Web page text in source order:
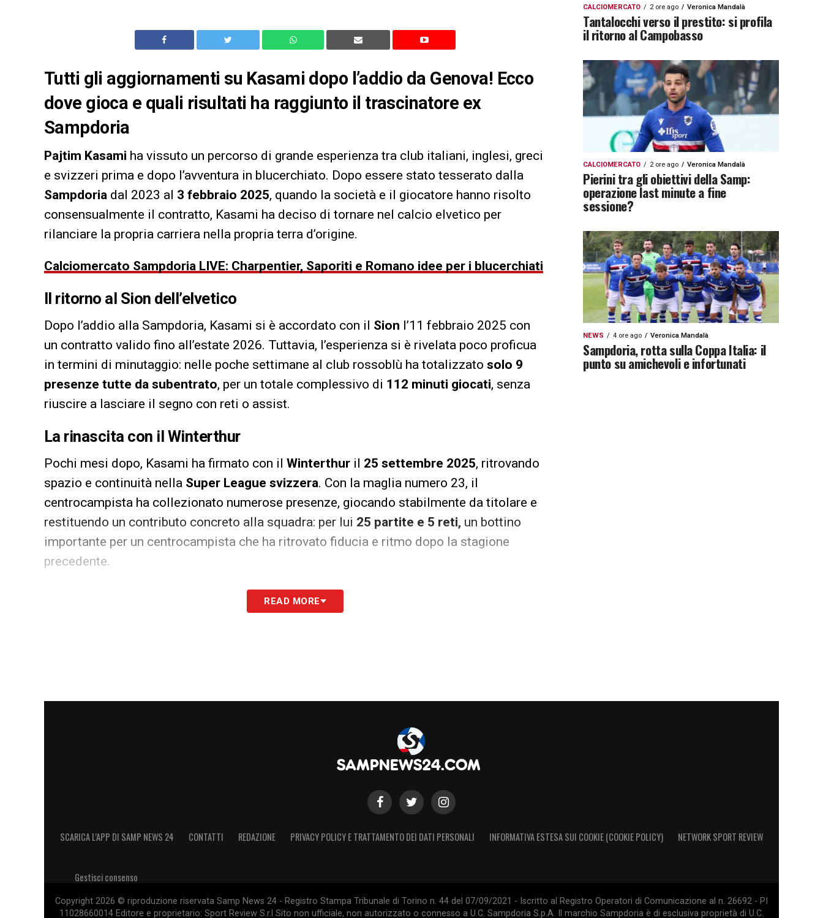
Tutti gli aggiornamenti su Kasami dopo l’addio da Genova! Ecco
dove gioca e quali risultati ha raggiunto il trascinatore ex
Sampdoria
Pajtim Kasami ha vissuto un percorso di grande esperienza tra club italiani, inglesi, greci
e svizzeri prima e dopo l’avventura in blucerchiato. Dopo essere stato tesserato dalla
Sampdoria dal 2023 al 3 febbraio 2025, quando la società e il giocatore hanno risolto
consensualmente il contratto, Kasami ha deciso di tornare nel calcio elvetico per
rilanciare la propria carriera nella propria terra d’origine.
Calciomercato Sampdoria LIVE: Charpentier, Saporiti e Romano idee per i blucerchiati
Il ritorno al Sion dell’elvetico
Dopo l’addio alla Sampdoria, Kasami si è accordato con il Sion l’11 febbraio 2025 con
un contratto valido fino all’estate 2026. Tuttavia, l’esperienza si è rivelata poco proficua
in termini di minutaggio: nelle poche settimane al club rossoblù ha totalizzato solo 9
presenze tutte da subentrato, per un totale complessivo di 112 minuti giocati, senza
riuscire a lasciare il segno con reti o assist.
La rinascita con il Winterthur
Pochi mesi dopo, Kasami ha firmato con il Winterthur il 25 settembre 2025, ritrovando
spazio e continuità nella Super League svizzera. Con la maglia numero 23, il
centrocampista ha collezionato numerose presenze, giocando stabilmente da titolare e
restituendo un contributo concreto alla squadra: per lui 25 partite e 5 reti, un bottino
importante per un centrocampista che ha ritrovato fiducia e ritmo dopo la stagione
precedente.
Un profilo di esperienza internazionale
mondo nel 2009 e ha debuttato in prima squadra nel 2013, realizzando anche gol in
rappresenta per Kasami una tappa di rilancio: qualitativamente
e numericamente è il punto più alto dopo la difficile parentesi alSion, e gli consente di
capitalizzare l’esperienza accumulata nelle diverse leghe europee.
READ MORE
CALCIOMERCATO 2 ore ago Veronica Mandalà
Tantalocchi verso il prestito: si profila
il ritorno al Campobasso
CALCIOMERCATO 2 ore ago Veronica Mandalà
Pierini tra gli obiettivi della Samp:
operazione last minute a fine
sessione?
NEWS 4 ore ago Veronica Mandalà
Sampdoria, rotta sulla Coppa Italia: il
punto su amichevoli e infortunati
SCARICA L’APP DI SAMP NEWS 24 CONTATTI REDAZIONE PRIVACY POLICY E TRATTAMENTO DEI DATI PERSONALI INFORMATIVA ESTESA SUI COOKIE (COOKIE POLICY) NETWORK SPORT REVIEW
Gestisci consenso
Copyright 2026 © riproduzione riservata Samp News 24 - Registro Stampa Tribunale di Torino n. 44 del 07/09/2021 - Iscritto al Registro Operatori di Comunicazione al n. 26692 - PI
11028660014 Editore e proprietario: Sport Review S.r.l Sito non ufficiale, non autorizzato o connesso a U.C. Sampdoria S.p.A. Il marchio Sampdoria è di esclusiva proprietà di U.C.